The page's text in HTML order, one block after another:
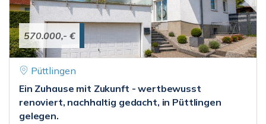
570.000,- €
Püttlingen
Ein Zuhause mit Zukunft - wertbewusst
renoviert, nachhaltig gedacht, in Püttlingen
gelegen.